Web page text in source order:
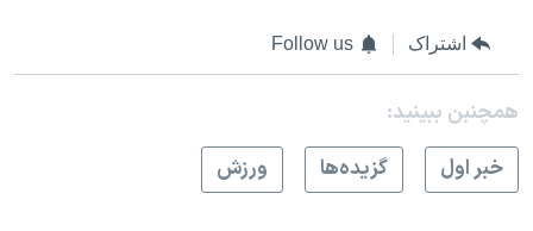
اشتراک Follow us
همچنبن ببینید:
خبر اول
گزيده‌ها ورزش